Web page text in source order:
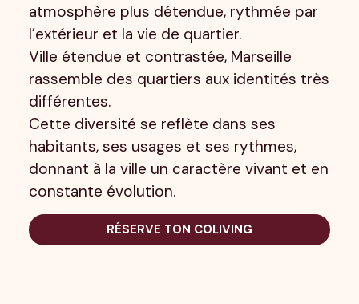
atmosphère plus détendue, rythmée par
l’extérieur et la vie de quartier.
Ville étendue et contrastée, Marseille
rassemble des quartiers aux identités très
différentes.
Cette diversité se reflète dans ses
habitants, ses usages et ses rythmes,
donnant à la ville un caractère vivant et en
constante évolution.
RÉSERVE TON COLIVING